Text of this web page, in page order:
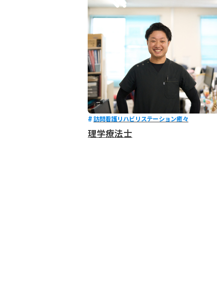
訪問看護リハビリステーション癒々
理学療法士